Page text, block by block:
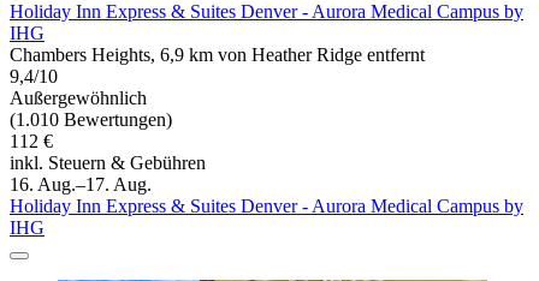
Holiday Inn Express & Suites Denver - Aurora Medical Campus by
IHG
Chambers Heights, 6,9 km von Heather Ridge entfernt
9,4/10
Außergewöhnlich
(1.010 Bewertungen)
112 €
inkl. Steuern & Gebühren
16. Aug.–17. Aug.
Holiday Inn Express & Suites Denver - Aurora Medical Campus by
IHG